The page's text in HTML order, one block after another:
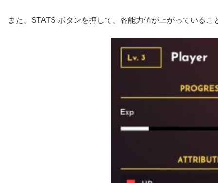
また、STATS ボタンを押して、各能力値が上がっているこ